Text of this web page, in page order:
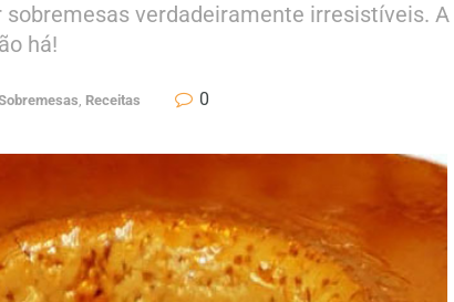
verdadeiramente irresistíveis.
há!
, Receitas 0